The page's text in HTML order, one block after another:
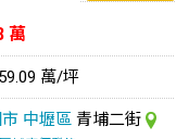
萬
萬/坪
中壢區 青埔二街